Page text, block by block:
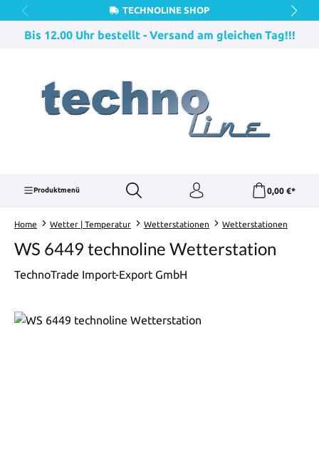
Zum Hauptinhalt springenTECHNOLINE SHOP
Bis 12.00 Uhr bestellt - Versand am gleichen Tag!!!
Produktmenü 0,00 €*
Home Wetter | Temperatur Wetterstationen Wetterstationen
WS 6449 technoline Wetterstation
TechnoTrade Import-Export GmbH